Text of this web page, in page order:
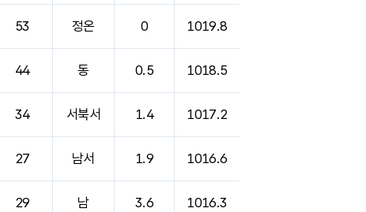
53 정온 0 1019.8
44 동 0.5 1018.5
34 서북서 1.4 1017.2
27 남서 1.9 1016.6
29 남 3.6 1016.3